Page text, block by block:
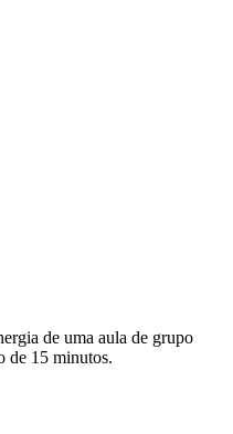
de uma aula de grupo
de 15 minutos.